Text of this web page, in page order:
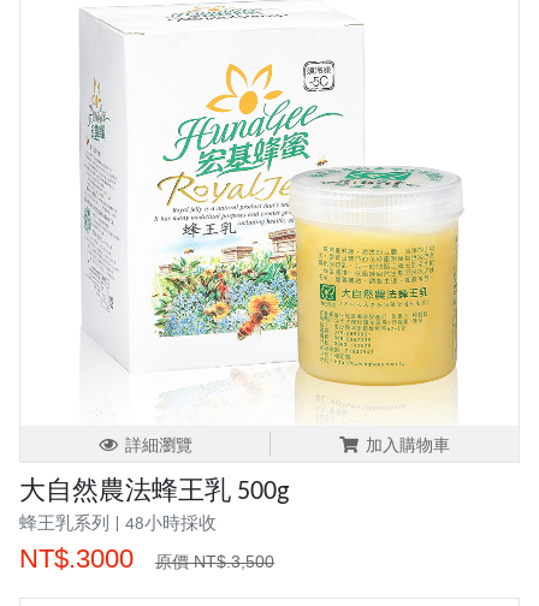
詳細瀏覽 加入購物車
大自然農法蜂王乳 500g
蜂王乳系列 | 48小時採收
NT$.3000 原價 NT$.3,500